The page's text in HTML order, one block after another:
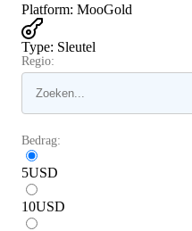
Platform: MooGold
Type: Sleutel
Regio:
Bedrag:
5USD
10USD